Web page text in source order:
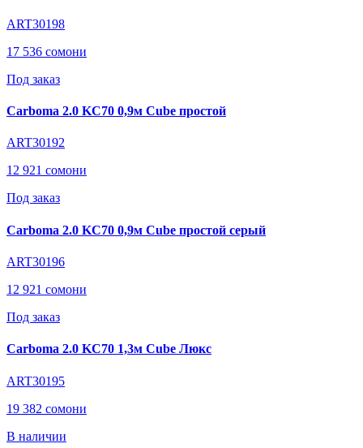
ART30198
17 536 сомони
Под заказ
Carboma 2.0 KC70 0,9м Cube простой
ART30192
12 921 сомони
Под заказ
Carboma 2.0 KC70 0,9м Cube простой серый
ART30196
12 921 сомони
Под заказ
Carboma 2.0 KC70 1,3м Cube Люкс
ART30195
19 382 сомони
В наличии